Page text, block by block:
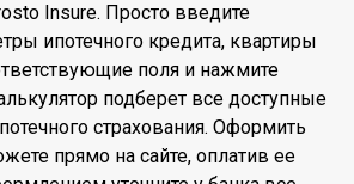
Insure. Просто введите
ипотечного кредита, квартиры
поля и нажмите
подберет все доступные
страхования. Оформить
прямо на сайте, оплатив ее